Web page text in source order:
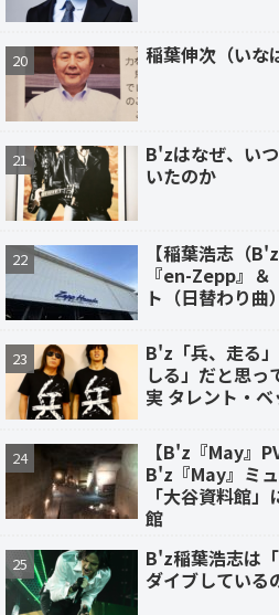
稲葉伸次（いな
B'zはなぜ、い
いたのか
【稲葉浩志（
『en-Zepp』
ト（日替わり曲）
B'z「兵、走る
しる」だと思っ
実 タレント・ベ
【B'z『May』
B'z『May』ミ
「大谷資料館
館
B'z稲葉浩志は
ダイブしている